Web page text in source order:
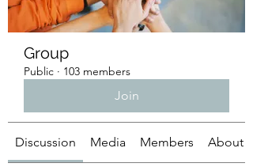
Group
Public · 103 members
Join
Discussion Media Members About